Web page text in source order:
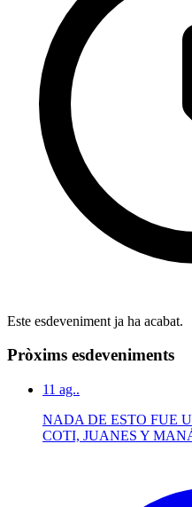
Este esdeveniment ja ha acabat.
Pròxims esdeveniments
11 ag..
NADA DE ESTO FUE
COTI, JUANES Y